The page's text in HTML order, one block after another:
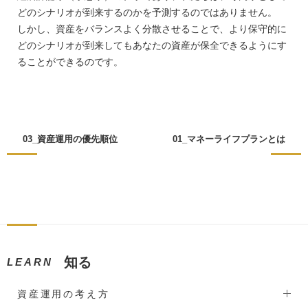
どのシナリオが到来するのかを予測するのではありません。
しかし、資産をバランスよく分散させることで、より保守的に
どのシナリオが到来してもあなたの資産が保全できるようにす
ることができるのです。
03_資産運用の優先順位 01_マネーライフプランとは
LEARN 知る
資産運用の考え方